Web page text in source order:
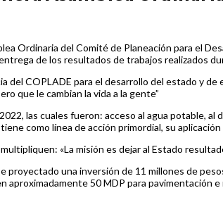
Ordinaria del Comité de Planeación para el
de los resultados de trabajos realizados
del COPLADE para el desarrollo del estado y
que le cambian la vida a la gente”
las cuales fueron: acceso al agua potable,
como línea de acción primordial, su
«La misión es dejar al Estado
proyectado una inversión de 11 millones de
aproximadamente 50 MDP para